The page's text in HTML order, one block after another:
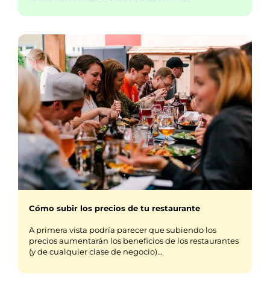
Cómo subir los precios de tu restaurante
A primera vista podría parecer que subiendo los
precios aumentarán los beneficios de los restaurantes
(y de cualquier clase de negocio)…